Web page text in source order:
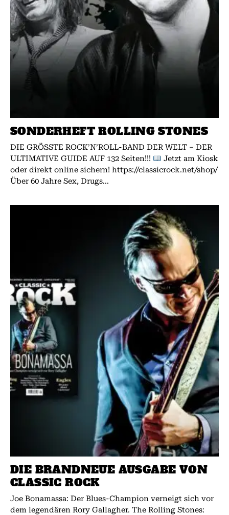
SONDERHEFT ROLLING STONES
DIE GRÖSSTE ROCK’N’ROLL-BAND DER WELT – DER
ULTIMATIVE GUIDE AUF 132 Seiten!!!
Jetzt am Kiosk
oder direkt online sichern! https://classicrock.net/shop/
Über 60 Jahre Sex, Drugs...
DIE BRANDNEUE AUSGABE VON
CLASSIC ROCK
Joe Bonamassa: Der Blues-Champion verneigt sich vor
dem legendären Rory Gallagher. The Rolling Stones: